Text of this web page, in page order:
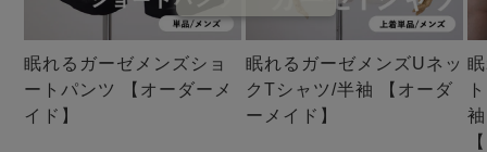
眠れるガーゼメンズショ
ートパンツ 【オーダーメ
イド】
眠れるガーゼメンズUネッ
クTシャツ/半袖 【オーダ
ーメイド】